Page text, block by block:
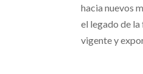
hacia nuevos
el legado de la
vigente y